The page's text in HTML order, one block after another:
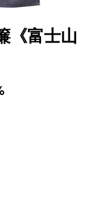
《富士山